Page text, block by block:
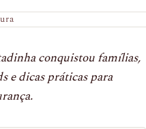
conquistou famílias,
e dicas práticas para